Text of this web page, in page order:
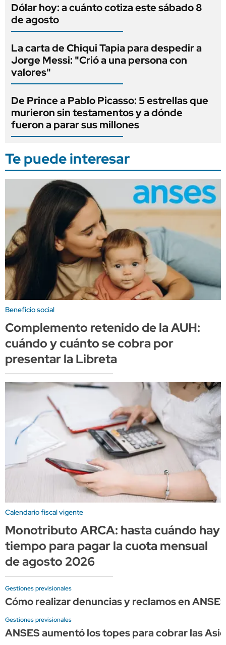
Dólar hoy: a cuánto cotiza este sábado 8
de agosto
La carta de Chiqui Tapia para despedir a
Jorge Messi: "Crió a una persona con
valores"
De Prince a Pablo Picasso: 5 estrellas que
murieron sin testamentos y a dónde
fueron a parar sus millones
Te puede interesar
Beneficio social
Complemento retenido de la AUH:
cuándo y cuánto se cobra por
presentar la Libreta
Calendario fiscal vigente
Monotributo ARCA: hasta cuándo hay
tiempo para pagar la cuota mensual
de agosto 2026
Gestiones previsionales
Cómo realizar denuncias y reclamos en
Gestiones previsionales
ANSES aumentó los topes para cobrar las